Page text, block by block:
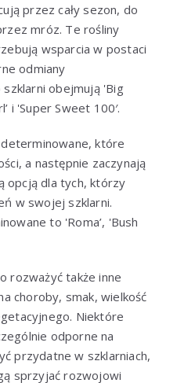
przez cały sezon, do
mróz. Te rośliny
wsparcia w postaci
odmiany
obejmują 'Big
i 'Super Sweet 100′.
które
a następnie zaczynają
opcją dla tych, którzy
w swojej szklarni.
to 'Roma’, 'Bush
rozważyć także inne
choroby, smak, wielkość
Niektóre
odporne na
przydatne w szklarniach,
sprzyjać rozwojowi